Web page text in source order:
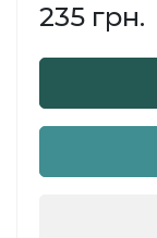
235 грн.